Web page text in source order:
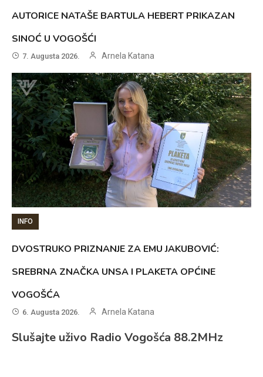
AUTORICE NATAŠE BARTULA HEBERT PRIKAZAN
SINOĆ U VOGOŠĆI
7. Augusta 2026. Arnela Katana
INFO
DVOSTRUKO PRIZNANJE ZA EMU JAKUBOVIĆ:
SREBRNA ZNAČKA UNSA I PLAKETA OPĆINE
VOGOŠĆA
6. Augusta 2026. Arnela Katana
Slušajte uživo Radio Vogošća 88.2MHz